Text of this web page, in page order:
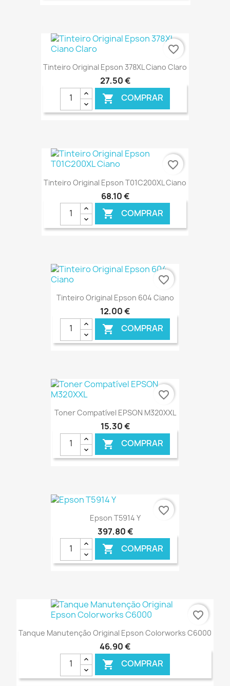
€ ONLINE
Tinteiro Original Epson 378XL Ciano Claro
27,50 €
 COMPRAR
favorite_border
Tinteiro Original Epson T01C200XL Ciano
68,10 €
 COMPRAR
€ ONLINE
favorite_border
Tinteiro Original Epson 604 Ciano
12,00 €
 COMPRAR
€ ONLINE
favorite_border
Toner Compatível EPSON M320XXL
15,30 €
 COMPRAR
favorite_border
Epson T5914 Y
397,80 €
 COMPRAR
€ ONLINE
favorite_border
Tanque Manutenção Original Epson Colorworks C6000
46,90 €
 COMPRAR
favorite_border